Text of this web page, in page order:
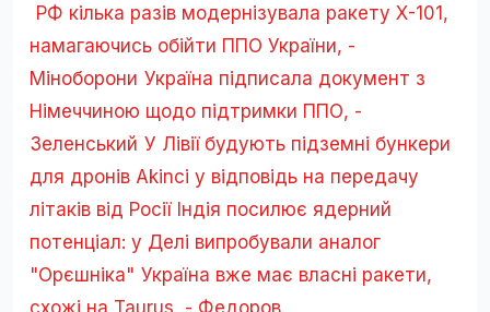
РФ кілька разів модернізувала ракету Х-101,
намагаючись обійти ППО України, -
Міноборони Україна підписала документ з
Німеччиною щодо підтримки ППО, -
Зеленський У Лівії будують підземні бункери
для дронів Akinci у відповідь на передачу
літаків від Росії Індія посилює ядерний
потенціал: у Делі випробували аналог
"Орєшніка" Україна вже має власні ракети,
схожі на Taurus, - Федоров